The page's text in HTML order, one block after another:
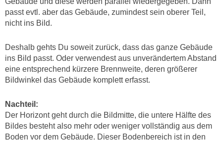
passt evtl. aber das Gebäude, zumindest sein oberer Teil,
nicht ins Bild.
Deshalb gehts Du soweit zurück, dass das ganze Gebäude
ins Bild passt. Oder verwendest aus unverändertem Abstand
eine entsprechend kürzere Brennweite, deren größerer
Bildwinkel das Gebäude komplett erfasst.
Nachteil:
Der Horizont geht durch die Bildmitte, die untere Hälfte des
Bildes besteht also mehr oder weniger vollständig aus dem
Boden vor dem Gebäude. Dieser Bodenbereich ist in den